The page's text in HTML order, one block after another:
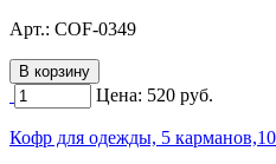
Арт.: COF-0349
Цена: 520 руб.
Кофр для одежды, 5